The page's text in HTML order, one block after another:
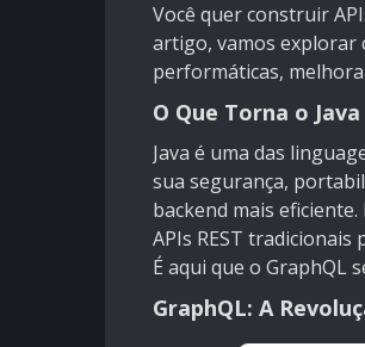
Você quer construir
artigo, vamos explorar
performáticas,
O Que Torna o
Java é uma das
sua segurança,
backend mais
APIs REST
É aqui que o GraphQL
GraphQL: A